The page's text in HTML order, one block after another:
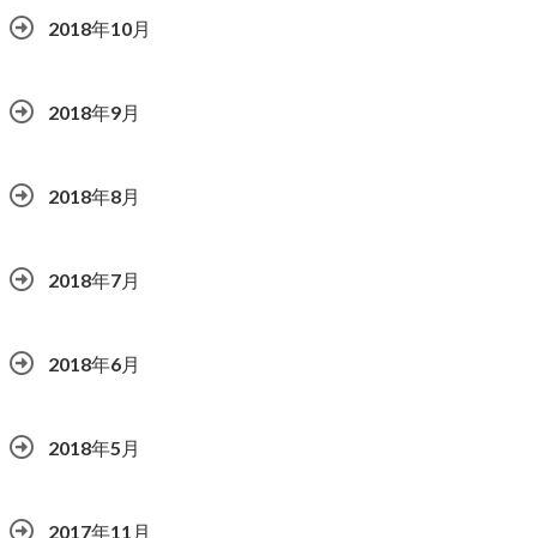
2018年10月
2018年9月
2018年8月
2018年7月
2018年6月
2018年5月
2017年11月